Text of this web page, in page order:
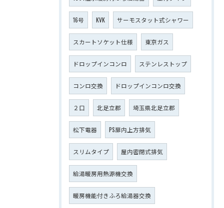
16号 KVK サーモスタット式シャワー
スカートソケット仕様 東京ガス
ドロップインコンロ ステンレストップ
コンロ交換 ドロップインコンロ交換
２口 北足立郡 埼玉県北足立郡
松下電器 PS扉内上方排気
スリムタイプ 屋内密閉式排気
給湯暖房用熱源機交換
暖房機能付きふろ給湯器交換